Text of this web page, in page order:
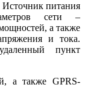
Источник питания
се­ти –
а также
и то­ка.
пункт
а также GPRS-